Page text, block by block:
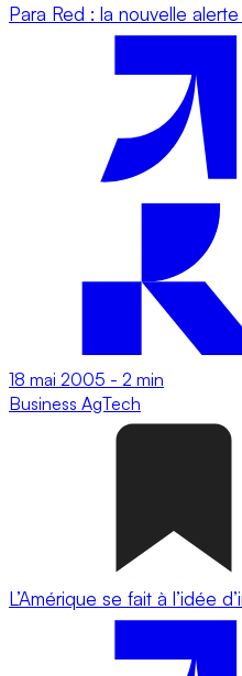
Para Red : la nouvelle
18 mai 2005 - 2 min
Business AgTech
L’Amérique se fait à l’idée